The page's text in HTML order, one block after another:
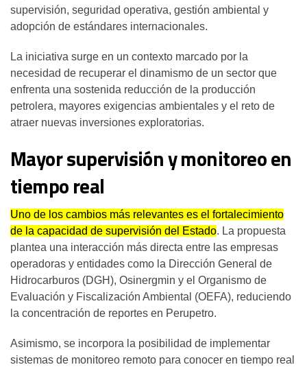
supervisión, seguridad operativa, gestión ambiental y
adopción de estándares internacionales.
La iniciativa surge en un contexto marcado por la
necesidad de recuperar el dinamismo de un sector que
enfrenta una sostenida reducción de la producción
petrolera, mayores exigencias ambientales y el reto de
atraer nuevas inversiones exploratorias.
Mayor supervisión y monitoreo en
tiempo real
Uno de los cambios más relevantes es el fortalecimiento
de la capacidad de supervisión del Estado. La propuesta
plantea una interacción más directa entre las empresas
operadoras y entidades como la Dirección General de
Hidrocarburos (DGH), Osinergmin y el Organismo de
Evaluación y Fiscalización Ambiental (OEFA), reduciendo
la concentración de reportes en Perupetro.
Asimismo, se incorpora la posibilidad de implementar
sistemas de monitoreo remoto para conocer en tiempo real